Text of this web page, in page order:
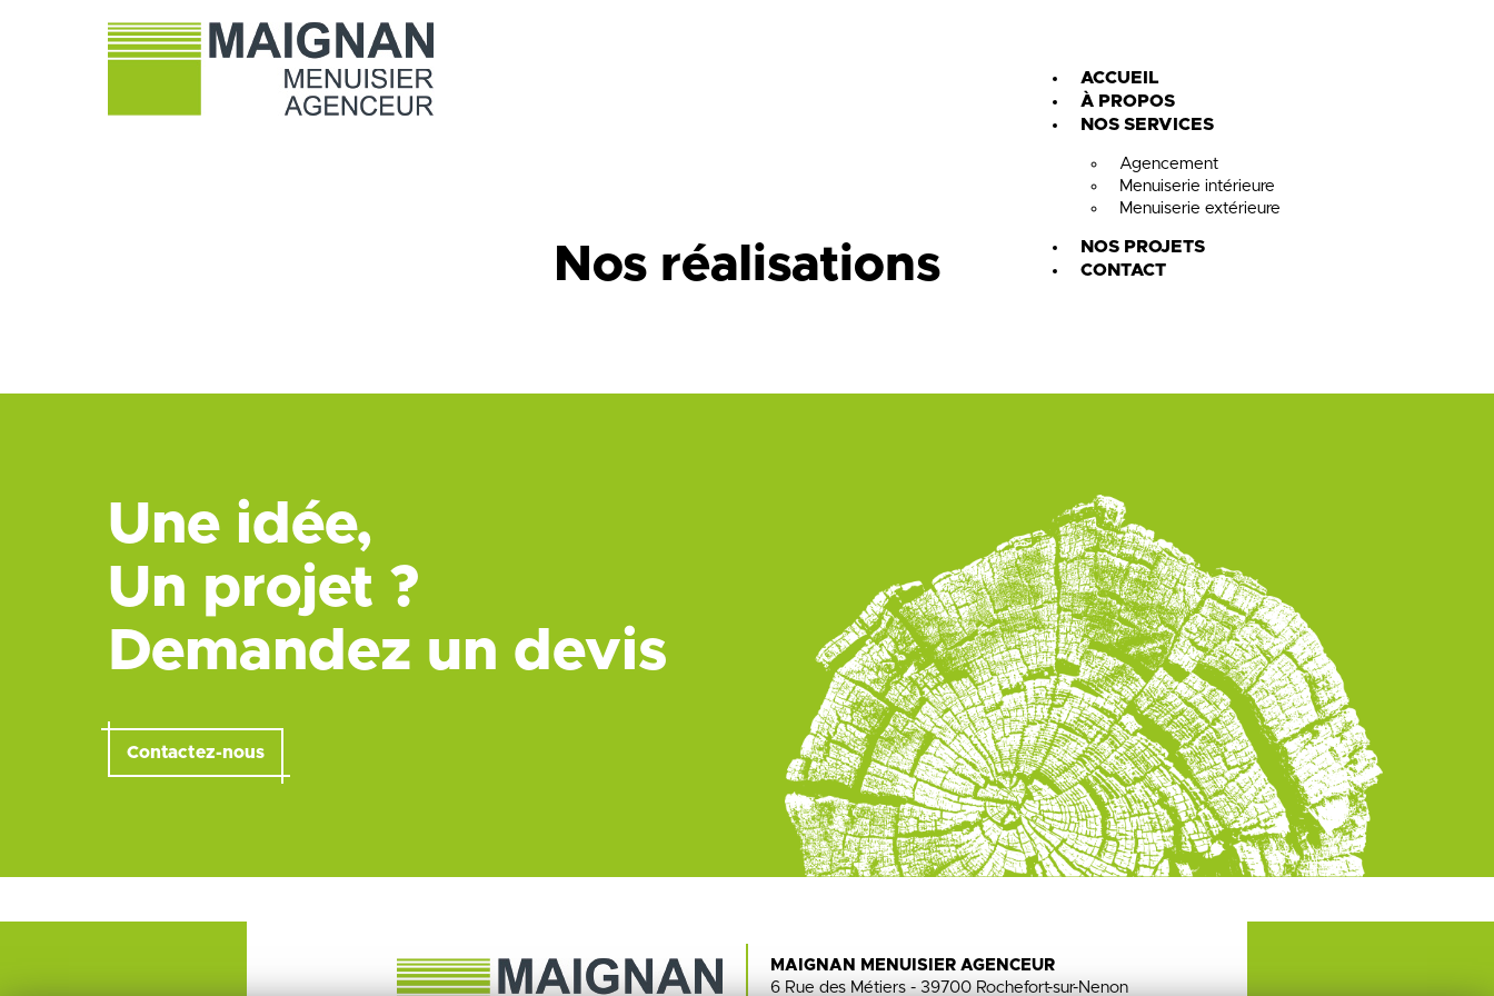
ACCUEIL
À PROPOS
NOS SERVICES
Agencement
Menuiserie intérieure
Menuiserie extérieure
NOS PROJETS
CONTACT
Nos réalisations
Une idée,
Un projet ?
Demandez un devis
Contactez-nous
MAIGNAN MENUISIER AGENCEUR
6 Rue des Métiers - 39700 Rochefort-sur-Nenon